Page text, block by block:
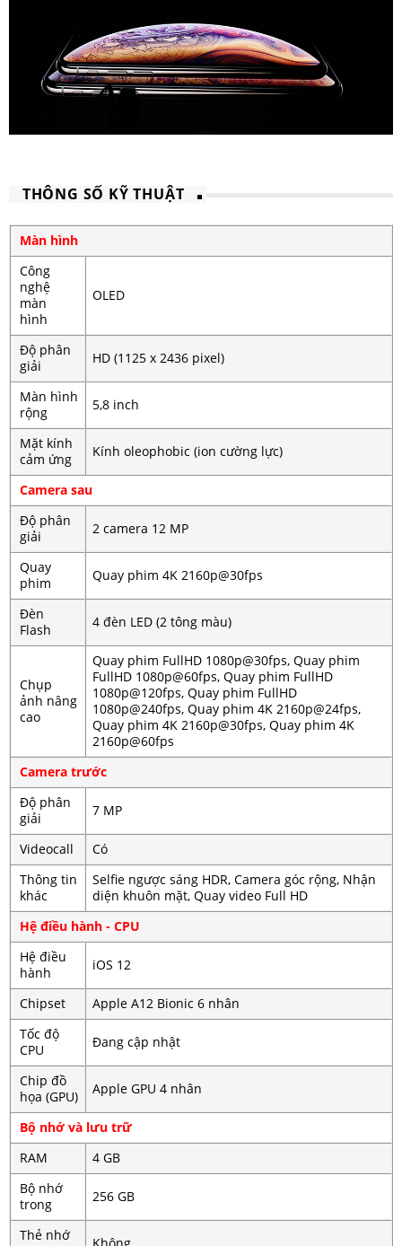
THÔNG SỐ KỸ THUẬT
Màn hình
Công
nghệ
màn
hình
OLED
Độ phân
giải
HD (1125 x 2436 pixel)
Màn hình
rộng
5,8 inch
Mặt kính
cảm ứng
Kính oleophobic (ion cường lực)
Camera sau
Độ phân
giải
2 camera 12 MP
Quay
phim
Quay phim 4K 2160p@30fps
Đèn
Flash
4 đèn LED (2 tông màu)
Chụp
ảnh nâng
cao
Quay phim FullHD 1080p@30fps, Quay phim
FullHD 1080p@60fps, Quay phim FullHD
1080p@120fps, Quay phim FullHD
1080p@240fps, Quay phim 4K 2160p@24fps,
Quay phim 4K 2160p@30fps, Quay phim 4K
2160p@60fps
Camera trước
Độ phân
giải
7 MP
Videocall
Có
Thông tin
khác
Selfie ngược sáng HDR, Camera góc rộng, Nhận
diện khuôn mặt, Quay video Full HD
Hệ điều hành - CPU
Hệ điều
hành
iOS 12
Chipset
Apple A12 Bionic 6 nhân
Tốc độ
CPU
Đang cập nhật
Chip đồ
họa (GPU)
Apple GPU 4 nhân
Bộ nhớ và lưu trữ
RAM
4 GB
Bộ nhớ
trong
256 GB
Thẻ nhớ